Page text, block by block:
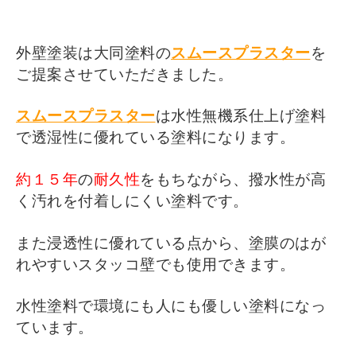
外壁塗装は大同塗料のスムースプラスターを
ご提案させていただきました。
スムースプラスターは水性無機系仕上げ塗料
で透湿性に優れている塗料になります。
約１５年の耐久性をもちながら、撥水性が高
く汚れを付着しにくい塗料です。
また浸透性に優れている点から、塗膜のはが
れやすいスタッコ壁でも使用できます。
水性塗料で環境にも人にも優しい塗料になっ
ています。